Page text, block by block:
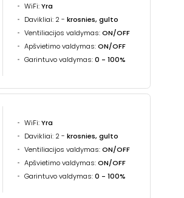
WiFi:Yra
Davikliai: 2 - krosnies, gulto
Ventiliacijos valdymas:ON/OFF
Apšvietimo valdymas:ON/OFF
Garintuvo valdymas:0 - 100%
WiFi:Yra
Davikliai: 2 - krosnies, gulto
Ventiliacijos valdymas:ON/OFF
Apšvietimo valdymas:ON/OFF
Garintuvo valdymas:0 - 100%